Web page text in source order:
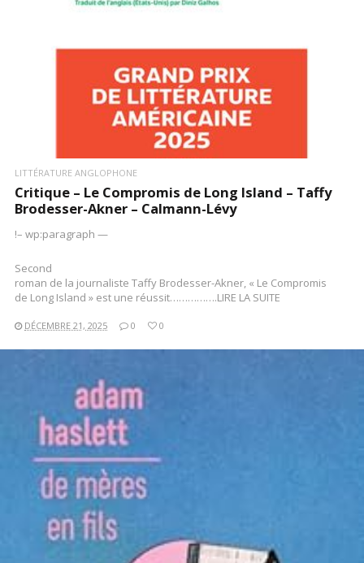
LIRE LA SUITE
LITTÉRATURE ANGLOPHONE
Critique – Le Compromis de Long Island – Taffy
Brodesser-Akner – Calmann-Lévy
!– wp:paragraph —
Second
roman de la journaliste Taffy Brodesser-Akner, « Le Compromis
de Long Island » est une réussit…………….LIRE LA SUITE
DÉCEMBRE 21, 2025 0 0